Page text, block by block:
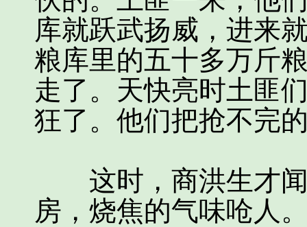
库就跃武扬威，进来
粮库里的五十多万斤
走了。天快亮时土匪
狂了。他们把抢不完
这时，商洪生才闻
房，烧焦的气味呛人